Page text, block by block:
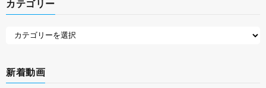
カテゴリー
新着動画